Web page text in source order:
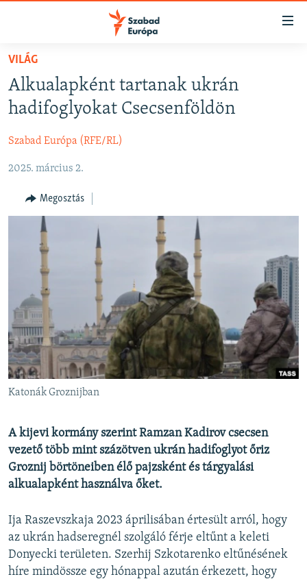
Akadálymentes
Ugrás
fő
oldalra
Ugrás
NAPIRENDEN
AKTUÁLIS
PODCASTOK
VIDEÓK
ELEMZŐ
NER15
SZABADON
TÁRSADALOM
DEMOKRÁCIA
A PÉNZ NYOMÁBAN
EURÓPAI UNIÓ
VILÁG
KLÍMAVÁLTOZÁS
A MÚLT TANULSÁGAI
KÖVESSEN MINKET!
Valamennyi RFE/RL weboldal
VILÁG
Alkualapként tartanak ukrán
hadifoglyokat Csecsenföldön
Szabad Európa (RFE/RL)
2025. március 2.
Megosztás
Katonák Groznijban
A kijevi kormány szerint Ramzan Kadirov csecsen
vezető több mint százötven ukrán hadifoglyot őriz
Groznij börtöneiben élő pajzsként és tárgyalási
alkualapként használva őket.
Ija Raszevszkaja 2023 áprilisában értesült arról, hogy
az ukrán hadseregnél szolgáló férje eltűnt a keleti
Donyecki területen. Szerhij Szkotarenko eltűnésének
híre mindössze egy hónappal azután érkezett, hogy